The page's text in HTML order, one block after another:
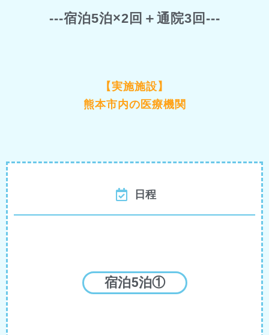
---宿泊5泊×2回＋通院3回---
【実施施設】
熊本市内の医療機関
日程
宿泊5泊①